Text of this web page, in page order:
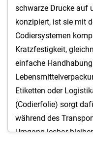
schwarze Drucke auf
konzipiert, ist sie mit
Codiersystemen
Kratzfestigkeit,
einfache
Etiketten oder
(Codierfolie) sorgt
während des
Umgang lesbar